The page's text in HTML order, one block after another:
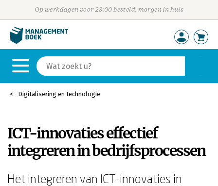
Op werkdagen voor 23:00 besteld, morgen in huis
Digitalisering en technologie
ICT-innovaties effectief
integreren in bedrijfsprocessen
Het integreren van ICT-innovaties in